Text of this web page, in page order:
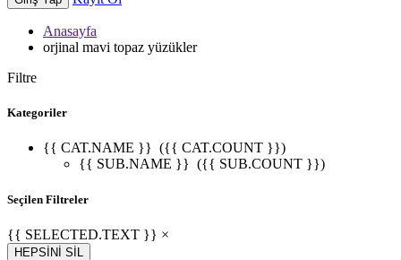
Anasayfa
orjinal mavi topaz yüzükler
Filtre
Kategoriler
{{ CAT.NAME }} ({{ CAT.COUNT }})
{{ SUB.NAME }} ({{ SUB.COUNT }})
Seçilen Filtreler
{{ SELECTED.TEXT }} ×
HEPSİNİ SİL